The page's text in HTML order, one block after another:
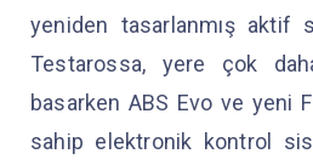
yeniden tasarlanmış aktif
Testarossa, yere çok
basarken ABS Evo ve yeni
sahip elektronik kontrol